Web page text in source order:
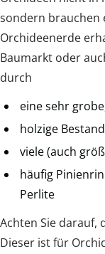
sondern brauchen
Orchideenerde
Baumarkt oder
durch
eine sehr
holzige
viele (auch
häufig
Perlite
Achten Sie darauf,
Dieser ist für